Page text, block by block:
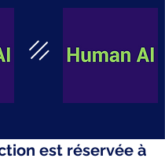
est réservée à